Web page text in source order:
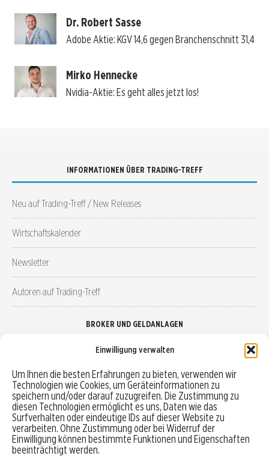
Einwilligung verwalten
Um Ihnen die besten Erfahrungen zu bieten, verwenden wir
Technologien wie Cookies, um Geräteinformationen zu
speichern und/oder darauf zuzugreifen. Die Zustimmung zu
diesen Technologien ermöglicht es uns, Daten wie das
Surfverhalten oder eindeutige IDs auf dieser Website zu
verarbeiten. Ohne Zustimmung oder bei Widerruf der
Einwilligung können bestimmte Funktionen und Eigenschaften
beeinträchtigt werden.
Dr. Robert Sasse
Adobe Aktie: KGV 14,6 gegen Branchenschnitt 31,4
Mirko Hennecke
Nvidia-Aktie: Es geht alles jetzt los!
INFORMATIONEN ÜBER TRADING-TREFF
Neu auf Trading-Treff / New Releases
Wirtschaftskalender
Newsletter
Autoren auf Trading-Treff
BROKER UND GELDANLAGEN
Robo-Advisor vergleichen
Depotvergleich
Festgeld vergleichen